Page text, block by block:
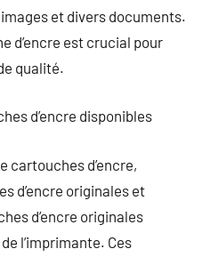
et divers documents.
d’encre est crucial pour
qualité.
d’encre disponibles
cartouches d’encre,
d’encre originales et
d’encre originales
l’imprimante. Ces